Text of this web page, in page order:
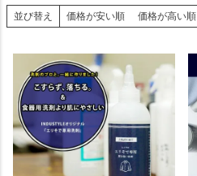
並び替え 価格が安い順 価格が高い順